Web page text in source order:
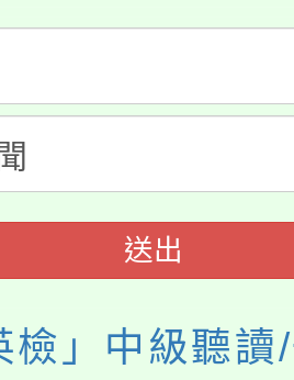
，詳情可洽有
能研習
習活教案入校路
農教育專業人
送出
檢」中級聽